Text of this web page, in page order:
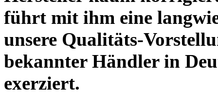
führt mit ihm eine
unsere Qualitäts-
bekannter Händler in
exerziert.